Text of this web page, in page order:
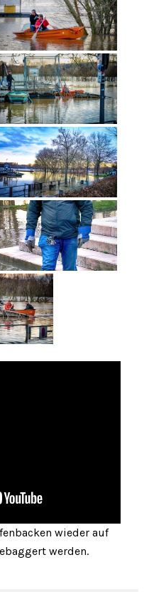
wieder auf
werden.